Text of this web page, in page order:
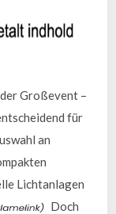
Großevent –
für
an
Lichtanlagen
Doch